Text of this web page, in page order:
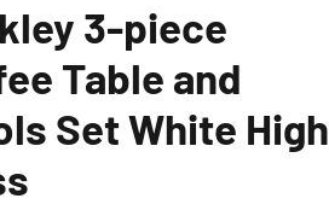
3-piece
Table and
Set White High